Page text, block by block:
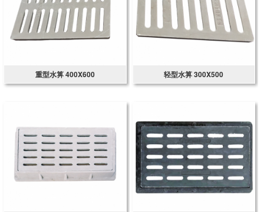
重型水箅 400X600 轻型水箅 300X500